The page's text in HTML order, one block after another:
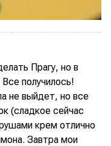
Прагу, но в
получилось!
не выйдет, но все
(сладкое сейчас
крем отлично
Завтра мои